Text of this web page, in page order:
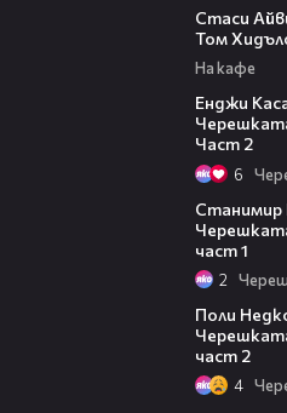
Стаси
Том
На кафе
Енджи
Част 2
6
Станимир
част 1
2
Поли
част 2
4